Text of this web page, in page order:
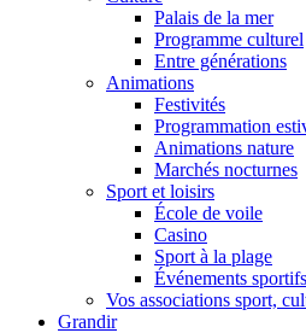
Palais de la mer
Programme culturel
Entre générations
Animations
Festivités
Programmation
Animations nature
Marchés nocturnes
Sport et loisirs
École de voile
Casino
Sport à la plage
Événements sportifs
Vos associations sport,
Grandir